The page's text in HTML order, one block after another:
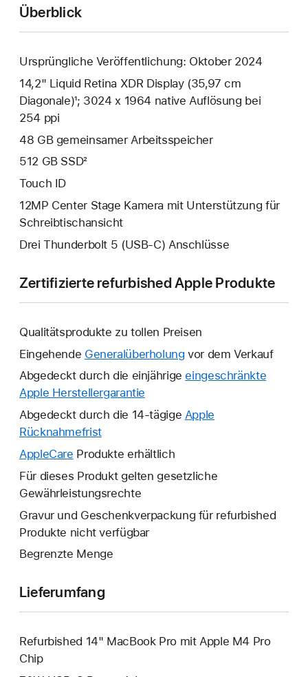
Überblick
Ursprüngliche Veröffentlichung: Oktober 2024
14,2" Liquid Retina XDR Display (35,97 cm
Diagonale)¹; 3024 x 1964 native Auflösung bei
254 ppi
48 GB gemeinsamer Arbeitsspeicher
512 GB SSD²
Touch ID
12MP Center Stage Kamera mit Unterstützung für
Schreibtischansicht
Drei Thunderbolt 5 (USB‑C) Anschlüsse
Zertifizierte refurbished Apple Produkte
Qualitätsprodukte zu tollen Preisen
Eingehende Generalüberholung vor dem Verkauf
Abgedeckt durch die einjährige eingeschränkte
Apple Herstellergarantie
neues
geöffnet.
Abgedeckt durch die 14-tägige Apple
RücknahmefristEin
neues
wird
geöffnet.
AppleCare Ein
neues
Fenster
geöffnet.
Produkte erhältlich
Für dieses Produkt gelten gesetzliche
Gewährleistungsrechte
Gravur und Geschenkverpackung für refurbished
Produkte nicht verfügbar
Begrenzte Menge
Lieferumfang
Refurbished 14" MacBook Pro mit Apple M4 Pro
Chip